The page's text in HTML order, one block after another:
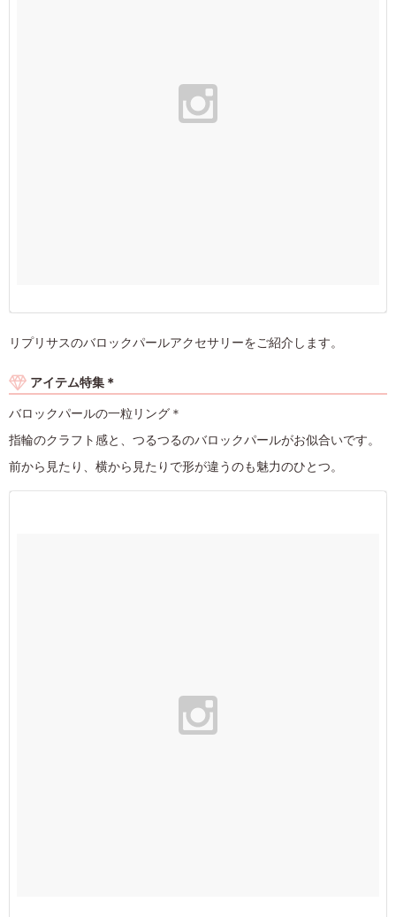
リプリサスのバロックパールアクセサリーをご紹介します。
アイテム特集＊
バロックパールの一粒リング＊
指輪のクラフト感と、つるつるのバロックパールがお似合いです。
前から見たり、横から見たりで形が違うのも魅力のひとつ。